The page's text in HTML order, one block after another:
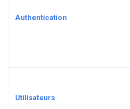
Authentication
Utilisateurs